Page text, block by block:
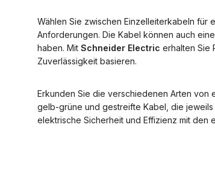
Wählen Sie zwischen Einzelleiterkabeln
Anforderungen. Die Kabel können auch
haben. Mit Schneider Electric erhalten Sie
Zuverlässigkeit basieren.
Erkunden Sie die verschiedenen Arten von
gelb-grüne und gestreifte Kabel, die
elektrische Sicherheit und Effizienz mit den